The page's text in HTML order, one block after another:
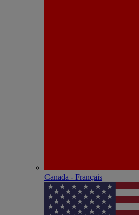
Canada - Français